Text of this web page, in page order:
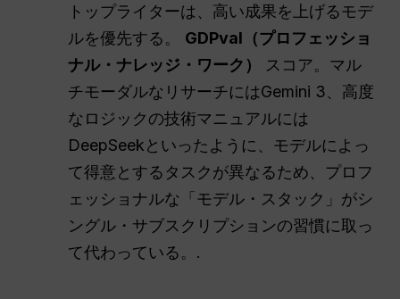
トップライターは、高い成果を上げるモデ
ルを優先する。 GDPval（プロフェッショ
ナル・ナレッジ・ワーク）
スコア。マル
チモーダルなリサーチにはGemini 3、高度
なロジックの技術マニュアルには
DeepSeekといったように、モデルによっ
て得意とするタスクが異なるため、プロフ
ェッショナルな「モデル・スタック」がシ
ングル・サブスクリプションの習慣に取っ
て代わっている。.